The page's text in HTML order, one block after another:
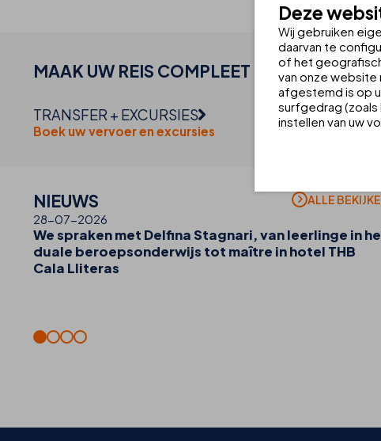
MAAK UW REIS COMPLEET
TRANSFER + EXCURSIES
Boek uw vervoer en excursies
NIEUWS ALLE
28-07-2026
We spraken met Delfina Stagnari, van leerlinge in
duale beroepsonderwijs tot maître in hotel THB
Cala Lliteras
Deze
Wij gebruiken
daarvan te
of het
van onze website
afgestemd is op
surfgedrag
instellen van uw